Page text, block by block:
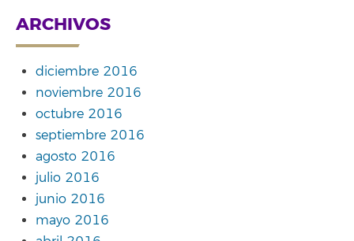
ARCHIVOS
diciembre 2016
noviembre 2016
octubre 2016
septiembre 2016
agosto 2016
julio 2016
junio 2016
mayo 2016